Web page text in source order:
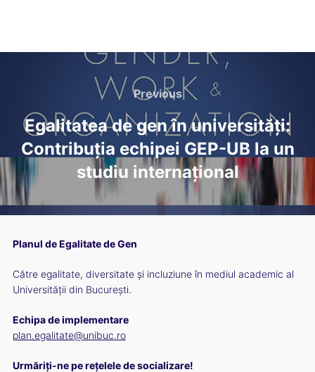
navigation
Previous
Previous
Egalitatea de gen în universități:
Contribuția echipei GEP-UB la un
studiu internațional
Planul de Egalitate de Gen
Către egalitate, diversitate și incluziune în mediul academic al
Universității din București.
Echipa de implementare
plan.egalitate@unibuc.ro
Urmăriți-ne pe rețelele de socializare!